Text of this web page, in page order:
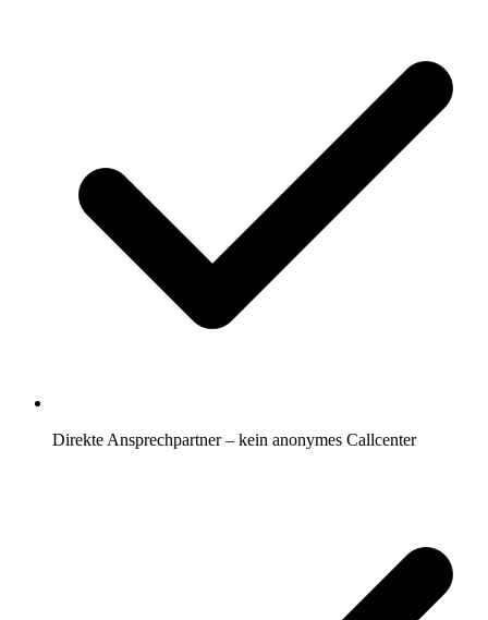
Direkte Ansprechpartner – kein anonymes Callcenter